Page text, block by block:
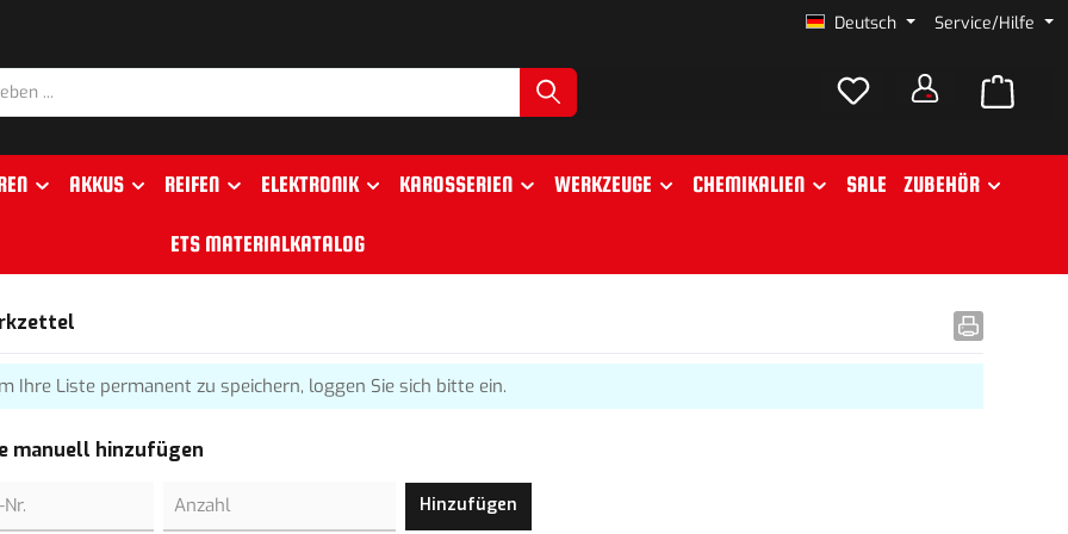
Deutsch Service/Hilfe
AKKUS REIFEN ELEKTRONIK KAROSSERIEN WERKZEUGE CHEMIKALIEN SALE ZUBEHÖR
ETS MATERIALKATALOG
Ihre Liste permanent zu speichern, loggen Sie sich bitte ein.
manuell hinzufügen
Hinzufügen